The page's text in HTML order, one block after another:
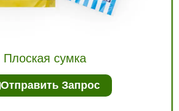
Плоская сумка
Отправить Запрос